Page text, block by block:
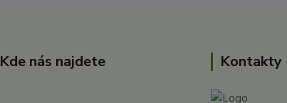
Kde nás najdete Kontakty